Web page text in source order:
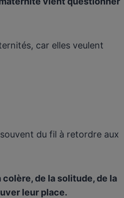
car elles veulent
du fil à retordre aux
de la solitude, de la
leur place.